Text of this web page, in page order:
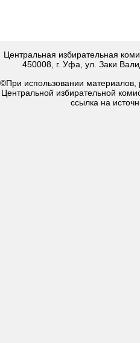
Центральная избирательная
450008, г. Уфа, ул. Заки
©При использовании
Центральной избирательной
ссылка на